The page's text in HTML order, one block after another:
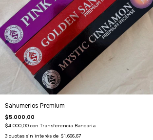
Sahumerios Premium
$5.000,00
$4.000,00 con Transferencia Bancaria
3 cuotas sin interés de $1.666,67